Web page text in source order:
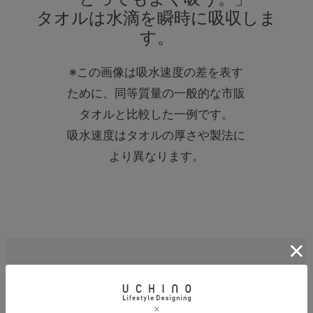
タオルは水滴を瞬時に吸収しま
す。
※この画像は吸水速度の差を表す
ために、同等質量の一般的な市販
タオルと比較した一例です。
吸水速度はタオルの厚さや製法に
より異なります。